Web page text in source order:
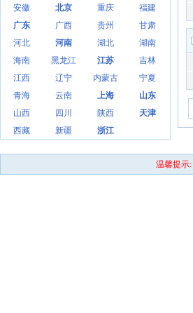
安徽 北京 重庆
福建
广东
广西 贵州
甘肃
河北
河南 湖北
湖南
海南
黑龙江 江苏
吉林
江西
辽宁 内蒙古
宁夏
青海
云南 上海
山东
山西
四川 陕西
天津
西藏
新疆 浙江
温馨提示: